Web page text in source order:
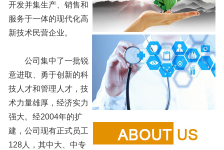
开发并集生产、销售和
服务于一体的现代化高
新技术民营企业。
公司集中了一批锐
意进取、勇于创新的科
技人才和管理人才，技
术力量雄厚，经济实力
强大。经2004年的扩
建，公司现有正式员工
128人，其中大、中专